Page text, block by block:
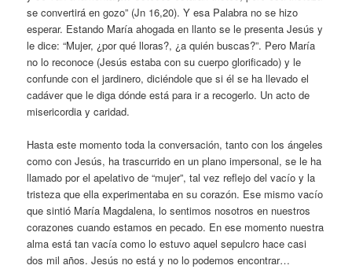
se convertirá en gozo” (Jn 16,20). Y esa Palabra no se hizo
esperar. Estando María ahogada en llanto se le presenta Jesús y
le dice: “Mujer, ¿por qué lloras?, ¿a quién buscas?”. Pero María
no lo reconoce (Jesús estaba con su cuerpo glorificado) y le
confunde con el jardinero, diciéndole que si él se ha llevado el
cadáver que le diga dónde está para ir a recogerlo. Un acto de
misericordia y caridad.
Hasta este momento toda la conversación, tanto con los ángeles
como con Jesús, ha trascurrido en un plano impersonal, se le ha
llamado por el apelativo de “mujer”, tal vez reflejo del vacío y la
tristeza que ella experimentaba en su corazón. Ese mismo vacío
que sintió María Magdalena, lo sentimos nosotros en nuestros
corazones cuando estamos en pecado. En ese momento nuestra
alma está tan vacía como lo estuvo aquel sepulcro hace casi
dos mil años. Jesús no está y no lo podemos encontrar…